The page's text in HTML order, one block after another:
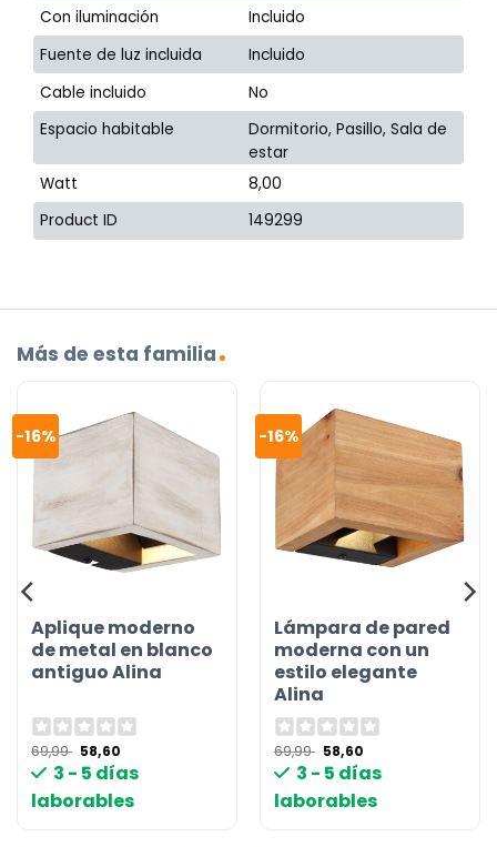
Con iluminación
Incluido
Fuente de luz incluida
Incluido
Cable incluido
No
Espacio habitable
Dormitorio, Pasillo, Sala de
estar
Watt
8,00
Product ID
149299
Más de esta familia
-16%
Aplique moderno
de metal en blanco
antiguo Alina
69,99 El
precio
original
era:
69,99 €.
58,60
actual
58,60 €.
3 - 5 días
laborables
-16%
Lámpara de pared
moderna con un
estilo elegante
Alina
69,99 El
precio
original
era:
69,99 €.
58,60
actual
58,60 €.
3 - 5 días
laborables